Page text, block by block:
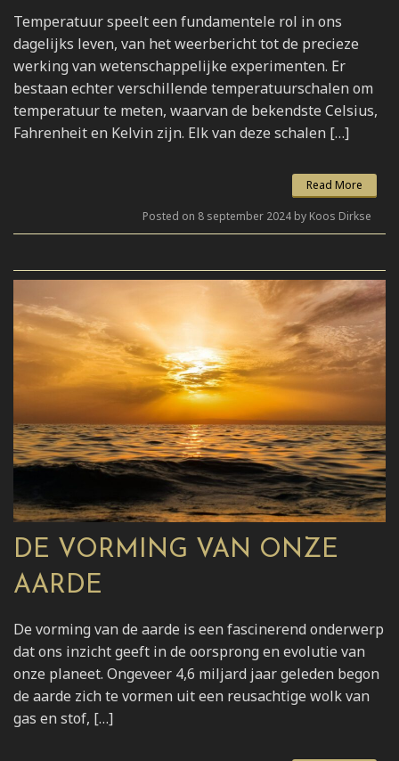
Temperatuur speelt een fundamentele rol in ons
dagelijks leven, van het weerbericht tot de precieze
werking van wetenschappelijke experimenten. Er
bestaan echter verschillende temperatuurschalen om
temperatuur te meten, waarvan de bekendste Celsius,
Fahrenheit en Kelvin zijn. Elk van deze schalen […]
Read More
Posted on 8 september 2024 by Koos Dirkse
DE VORMING VAN ONZE
AARDE
De vorming van de aarde is een fascinerend onderwerp
dat ons inzicht geeft in de oorsprong en evolutie van
onze planeet. Ongeveer 4,6 miljard jaar geleden begon
de aarde zich te vormen uit een reusachtige wolk van
gas en stof, […]